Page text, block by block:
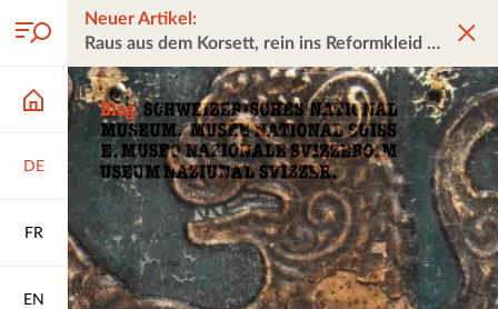
DE
FR
EN
Neuer Artikel:
Raus aus dem Korsett, rein ins Reformkleid